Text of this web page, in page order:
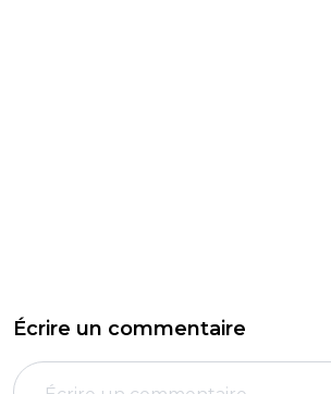
Écrire un commentaire